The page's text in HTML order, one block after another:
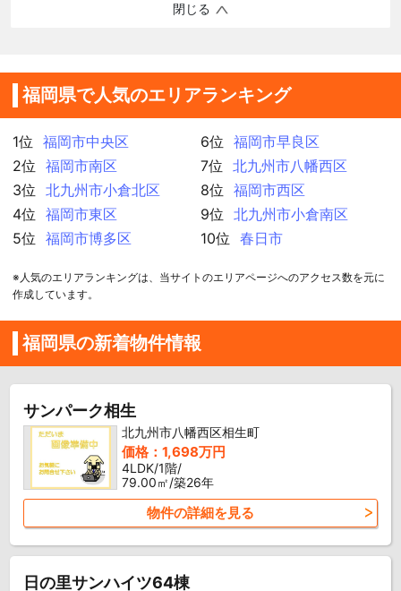
閉じる
福岡県で人気のエリアランキング
1位
福岡市中央区
2位
福岡市南区
3位
北九州市小倉北区
4位
福岡市東区
5位
福岡市博多区
6位
福岡市早良区
7位
北九州市八幡西区
8位
福岡市西区
9位
北九州市小倉南区
10位
春日市
※人気のエリアランキングは、当サイトのエリアページへのアクセス数を元に
作成しています。
福岡県の新着物件情報
サンパーク相生
北九州市八幡西区相生町
価格：1,698万円
4LDK/1階/
79.00㎡/築26年
物件の詳細を見る
日の里サンハイツ64棟